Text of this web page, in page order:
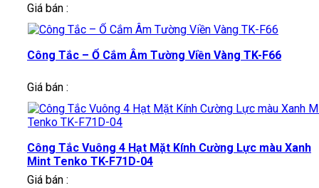
Giá bán :
Công Tắc – Ổ Cắm Âm Tường Viền Vàng TK-F66
Giá bán :
Công Tắc Vuông 4 Hạt Mặt Kính Cường Lực màu Xanh
Mint Tenko TK-F71D-04
Giá bán :